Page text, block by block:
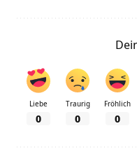
Liebe
0
Traurig
0
Fröhlich
0